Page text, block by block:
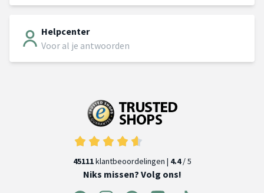
Helpcenter
Voor al je antwoorden
45111klantbeoordelingen | 4.4/ 5
Niks missen? Volg ons!